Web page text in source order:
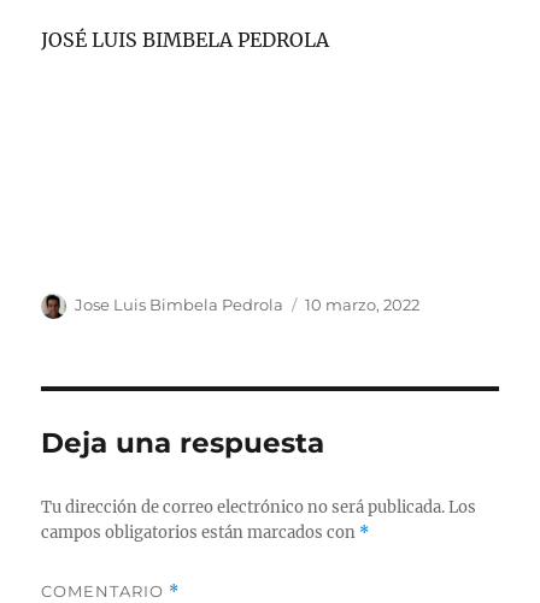
JOSÉ LUIS BIMBELA PEDROLA
Autor
Jose Luis Bimbela Pedrola
Publicado
10 marzo, 2022
Deja una respuesta
Tu dirección de correo electrónico no será publicada. Los
campos obligatorios están marcados con *
COMENTARIO *